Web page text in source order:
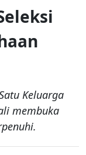
Keluarga
membuka